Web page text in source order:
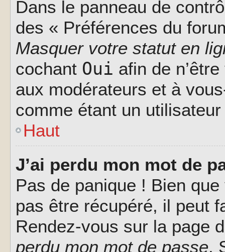
Dans le panneau de
des « Préférences du
Masquer votre statut en
cochant Oui afin de
aux modérateurs et à
comme étant un
Haut
J’ai perdu mon mot de
Pas de panique ! Bien
pas être récupéré, il peut
Rendez-vous sur la page
perdu mon mot de passe.